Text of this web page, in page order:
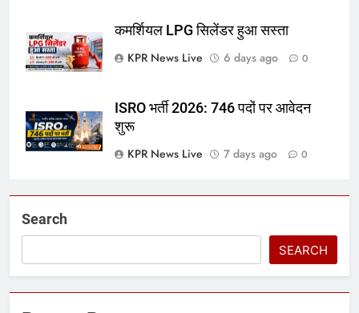
कमर्शियल LPG सिलेंडर हुआ सस्ता
KPR News Live
6 days ago 0
ISRO भर्ती 2026: 746 पदों पर आवेदन
शुरू
KPR News Live
7 days ago 0
Search
SEARCH